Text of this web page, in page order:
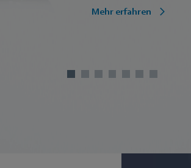
Mehr erfahren